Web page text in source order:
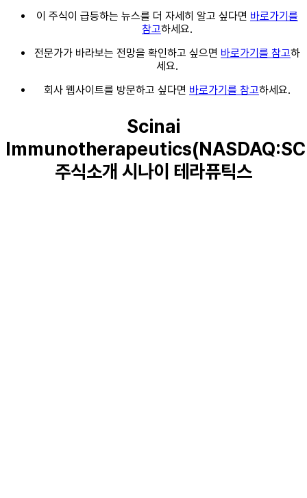
이 주식이 급등하는 뉴스를 더 자세히 알고 싶다면 바로가기를
참고하세요.
전문가가 바라보는 전망을 확인하고 싶으면 바로가기를 참고하
세요.
회사 웹사이트를 방문하고 싶다면 바로가기를 참고하세요.
Scinai
주식소개 시나이 테라퓨틱스